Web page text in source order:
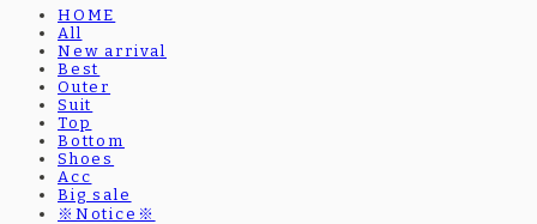
HOME
All
New arrival
Best
Outer
Suit
Top
Bottom
Shoes
Acc
Big sale
※Notice※